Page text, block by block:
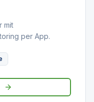
mit
per App.